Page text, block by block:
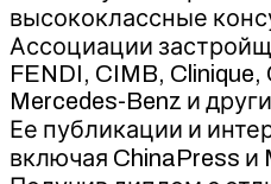
высококлассные
Ассоциации
FENDI, CIMB, Clinique,
Mercedes-Benz и
Ее публикации и
включая ChinaPress и